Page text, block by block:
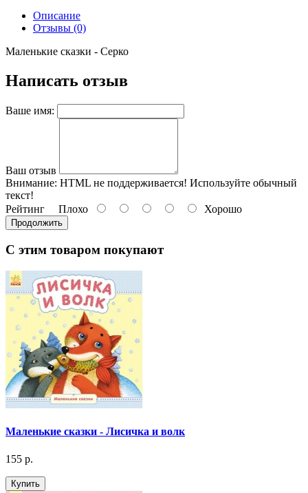
Описание
Отзывы (0)
Маленькие сказки - Серко
Написать отзыв
Ваше имя:
Ваш отзыв
Внимание: HTML не поддерживается! Используйте обычный
текст!
Рейтинг Плохо Хорошо
Продолжить
С этим товаром покупают
Маленькие сказки - Лисичка и волк
155 р.
Купить